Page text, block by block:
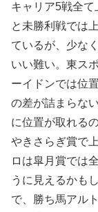
キャリア5戦全
と未勝利戦では
ているが、少な
いい難い。東ス
ーイドンでは位
の差が詰まらな
に位置が取れる
やきさらぎ賞で
ロは皐月賞では
うに見えるかも
で、勝ち馬アル